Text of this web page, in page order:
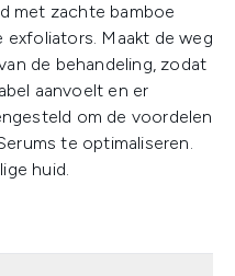
met zachte bamboe
exfoliators. Maakt de weg
de behandeling, zodat
aanvoelt en er
om de voordelen
te optimaliseren.
huid.